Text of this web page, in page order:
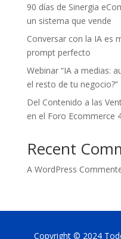
90 días de Sinergia
un sistema que vende
Conversar con la IA es
prompt perfecto
Webinar “IA a medias:
el resto de tu negocio?”
Del Contenido a las
en el Foro Ecommerce
Recent
A WordPress
Copyright © 2024